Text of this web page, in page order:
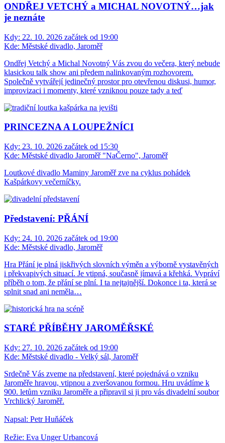
ONDŘEJ VETCHÝ a MICHAL NOVOTNÝ…jak
je neznáte
Kdy: 22. 10. 2026 začátek od 19:00
Kde: Městské divadlo, Jaroměř
Ondřej Vetchý a Michal Novotný Vás zvou do večera, který nebude
klasickou talk show ani předem nalinkovaným rozhovorem.
Společně vytvářejí jedinečný prostor pro otevřenou diskusi, humor,
improvizaci i momenty, které vzniknou pouze tady a teď
PRINCEZNA A LOUPEŽNÍCI
Kdy: 23. 10. 2026 začátek od 15:30
Kde: Městské divadlo Jaroměř "NaČerno", Jaroměř
Loutkové divadlo Maminy Jaroměř zve na cyklus pohádek
Kašpárkovy večerníčky.
Představení: PŘÁNÍ
Kdy: 24. 10. 2026 začátek od 19:00
Kde: Městské divadlo, Jaroměř
Hra Přání je plná jiskřivých slovních výměn a výborně vystavěných
i překvapivých situací. Je vtipná, současně jímavá a křehká. Vypráví
příběh o tom, že přání se plní. I ta nejtajnější. Dokonce i ta, která se
splnit snad ani neměla…
STARÉ PŘÍBĚHY JAROMĚŘSKÉ
Kdy: 27. 10. 2026 začátek od 19:00
Kde: Městské divadlo - Velký sál, Jaroměř
Srdečně Vás zveme na představení, které pojednává o vzniku
Jaroměře hravou, vtipnou a zveršovanou formou. Hru uvádíme k
900. letům vzniku Jaroměře a připravil si ji pro vás divadelní soubor
Vrchlický Jaroměř.
Napsal: Petr Huňáček
Režie: Eva Unger Urbancová